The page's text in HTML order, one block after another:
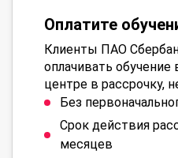
Оплатите
Клиенты ПАО
оплачивать
центре в рассрочку,
Без
Срок действия
месяцев